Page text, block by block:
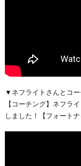
▼ネフライトさんとコー
【コーチング】ネフラ
しました！【フォート